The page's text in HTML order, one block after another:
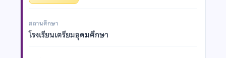
สถานศึกษา
โรงเรียนเตรียมอุดมศึกษา